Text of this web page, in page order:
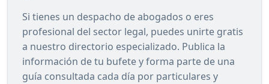
Si tienes un despacho de abogados o eres
profesional del sector legal, puedes unirte gratis
a nuestro directorio especializado. Publica la
información de tu bufete y forma parte de una
guía consultada cada día por particulares y